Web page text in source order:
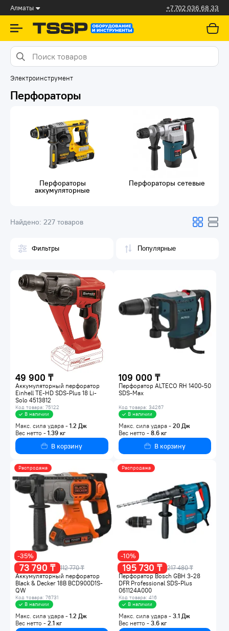
Алматы +7 702 036 68 33
Электроинструмент
Перфораторы
Перфораторы
аккумуляторные
Перфораторы сетевые
Найдено: 227 товаров
Фильтры
49 900 ₸
Аккумуляторный перфоратор
Einhell TE-HD SDS-Plus 18 Li-
Solo 4513812
Код товара: 75122
В наличии
Макс. сила удара - 1.2 Дж
Вес нетто - 1.39 кг
В корзину
109 000 ₸
Перфоратор ALTECO RH 1400-50
SDS-Max
Код товара: 34267
В наличии
Макс. сила удара - 20Дж
Вес нетто - 8.6кг
В корзину
Распродажа
73 790 ₸ 112 770 ₸
-35%
Аккумуляторный перфоратор
Black & Decker 18В BCD900D1S-
QW
Код товара: 76731
В наличии
Макс. сила удара - 1.2 Дж
Вес нетто - 2.1 кг
Распродажа
195 730 ₸ 217 480 ₸
-10%
Перфоратор Bosch GBH 3-28
DFR Professional SDS-Plus
061124A000
Код товара: 416
В наличии
Макс. сила удара - 3.1Дж
Вес нетто - 3.6кг